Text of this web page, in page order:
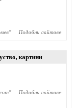
" Подобни сайтове
, картини
" Подобни сайтове